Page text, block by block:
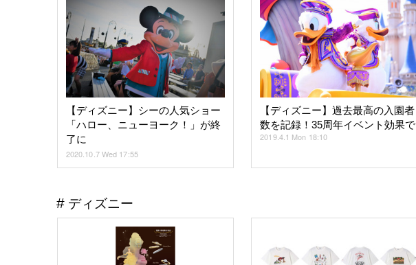
【ディズニー】シーの人気ショー
「ハロー、ニューヨーク！」が終
了に
2020.10.7 Wed 17:55
【ディズニー】過去最高の入園者
数を記録！35周年イベント効果で
2019.4.1 Mon 18:10
ディズニー